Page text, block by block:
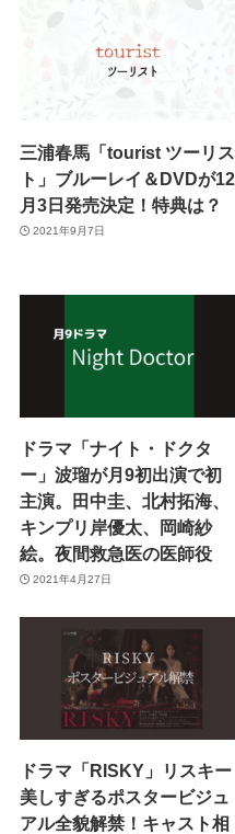
三浦春馬「tourist ツーリス
ト」ブルーレイ＆DVDが12
月3日発売決定！特典は？
2021年9月7日
ドラマ「ナイト・ドクタ
ー」波瑠が月9初出演で初
主演。田中圭、北村拓海、
キンプリ岸優太、岡崎紗
絵。夜間救急医の医師役
2021年4月27日
ドラマ「RISKY」リスキー
美しすぎるポスタービジュ
アル全貌解禁！キャスト相